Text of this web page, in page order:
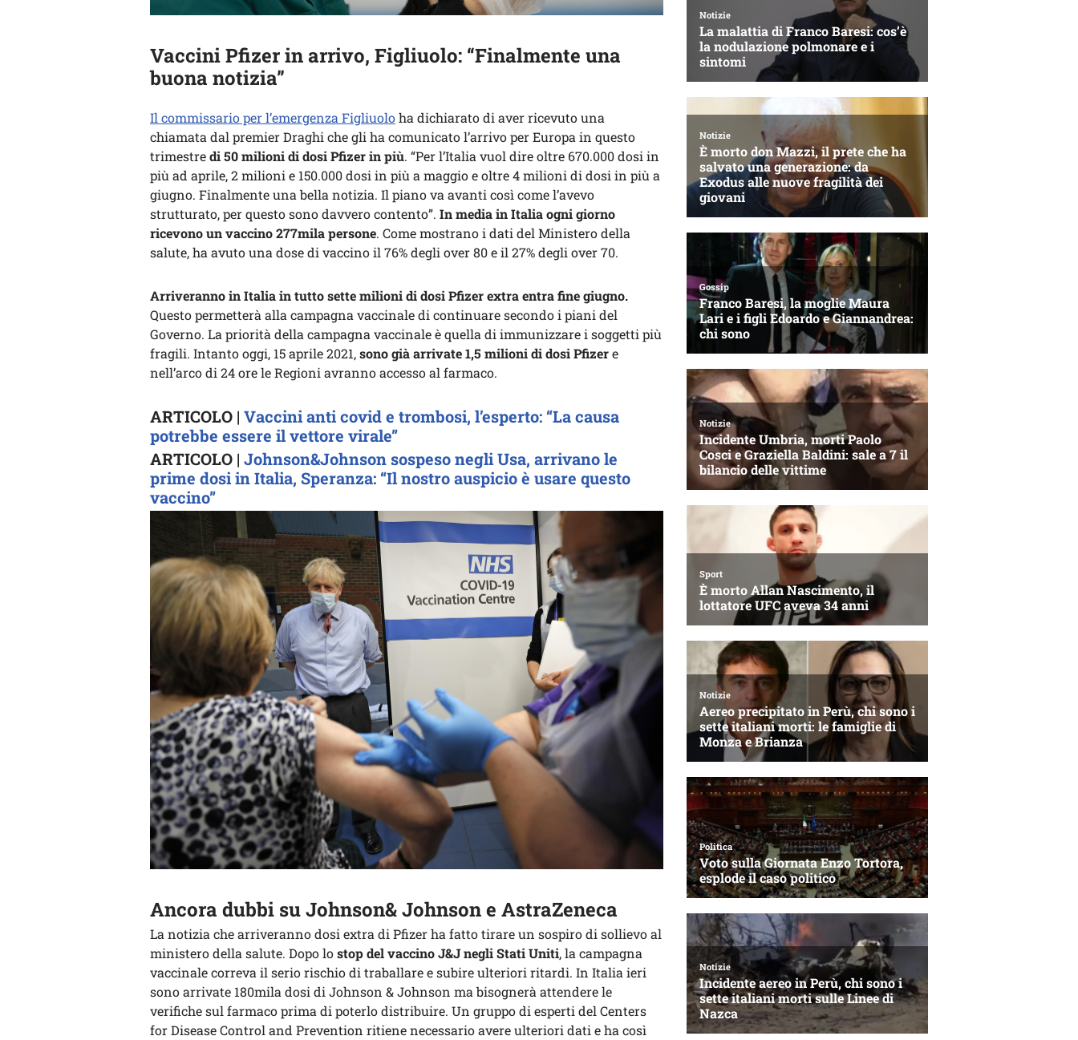
Vaccini Pfizer in arrivo, Figliuolo: “Finalmente una
buona notizia”
Il commissario per l’emergenza Figliuoloha dichiarato di aver ricevuto una
chiamata dal premier Draghi che gli ha comunicato l’arrivo per Europa in questo
trimestredi 50 milioni di dosi Pfizer in più. “Per l’Italia vuol dire oltre 670.000 dosi in
più ad aprile, 2 milioni e 150.000 dosi in più a maggio e oltre 4 milioni di dosi in più a
giugno. Finalmente una bella notizia. Il piano va avanti così come l’avevo
strutturato, per questo sono davvero contento”. In media in Italia ogni giorno
ricevono un vaccino 277mila persone. Come mostrano i dati del Ministero della
salute, ha avuto una dose di vaccino il 76% degli over 80 e il 27% degli over 70.
Arriveranno in Italia in tutto sette milioni di dosi Pfizer extra entra fine giugno.
Questo permetterà alla campagna vaccinale di continuare secondo i piani del
Governo. La priorità della campagna vaccinale è quella di immunizzare i soggetti più
fragili. Intanto oggi, 15 aprile 2021,sono già arrivate 1,5 milioni di dosi Pfizere
nell’arco di 24 ore le Regioni avranno accesso al farmaco.
ARTICOLO | Vaccini anti covid e trombosi, l’esperto: “La causa
potrebbe essere il vettore virale”
ARTICOLO | Johnson&Johnson sospeso negli Usa, arrivano le
prime dosi in Italia, Speranza: “Il nostro auspicio è usare questo
vaccino”
Ancora dubbi su Johnson& Johnson e AstraZeneca
La notizia che arriveranno dosi extra di Pfizer ha fatto tirare un sospiro di sollievo al
ministero della salute. Dopo lostop del vaccino J&J negli Stati Uniti, la campagna
vaccinale correva il serio rischio di traballare e subire ulteriori ritardi. In Italia ieri
sono arrivate 180mila dosi di Johnson & Johnson ma bisognerà attendere le
verifiche sul farmaco prima di poterlo distribuire. Un gruppo di esperti del Centers
for Disease Control and Prevention ritiene necessario avere ulteriori dati e ha così